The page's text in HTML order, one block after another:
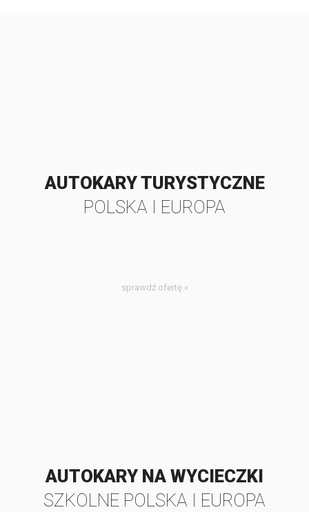
AUTOKARY TURYSTYCZNE
POLSKA I EUROPA
sprawdź ofertę »
AUTOKARY NA WYCIECZKI
SZKOLNE POLSKA I EUROPA